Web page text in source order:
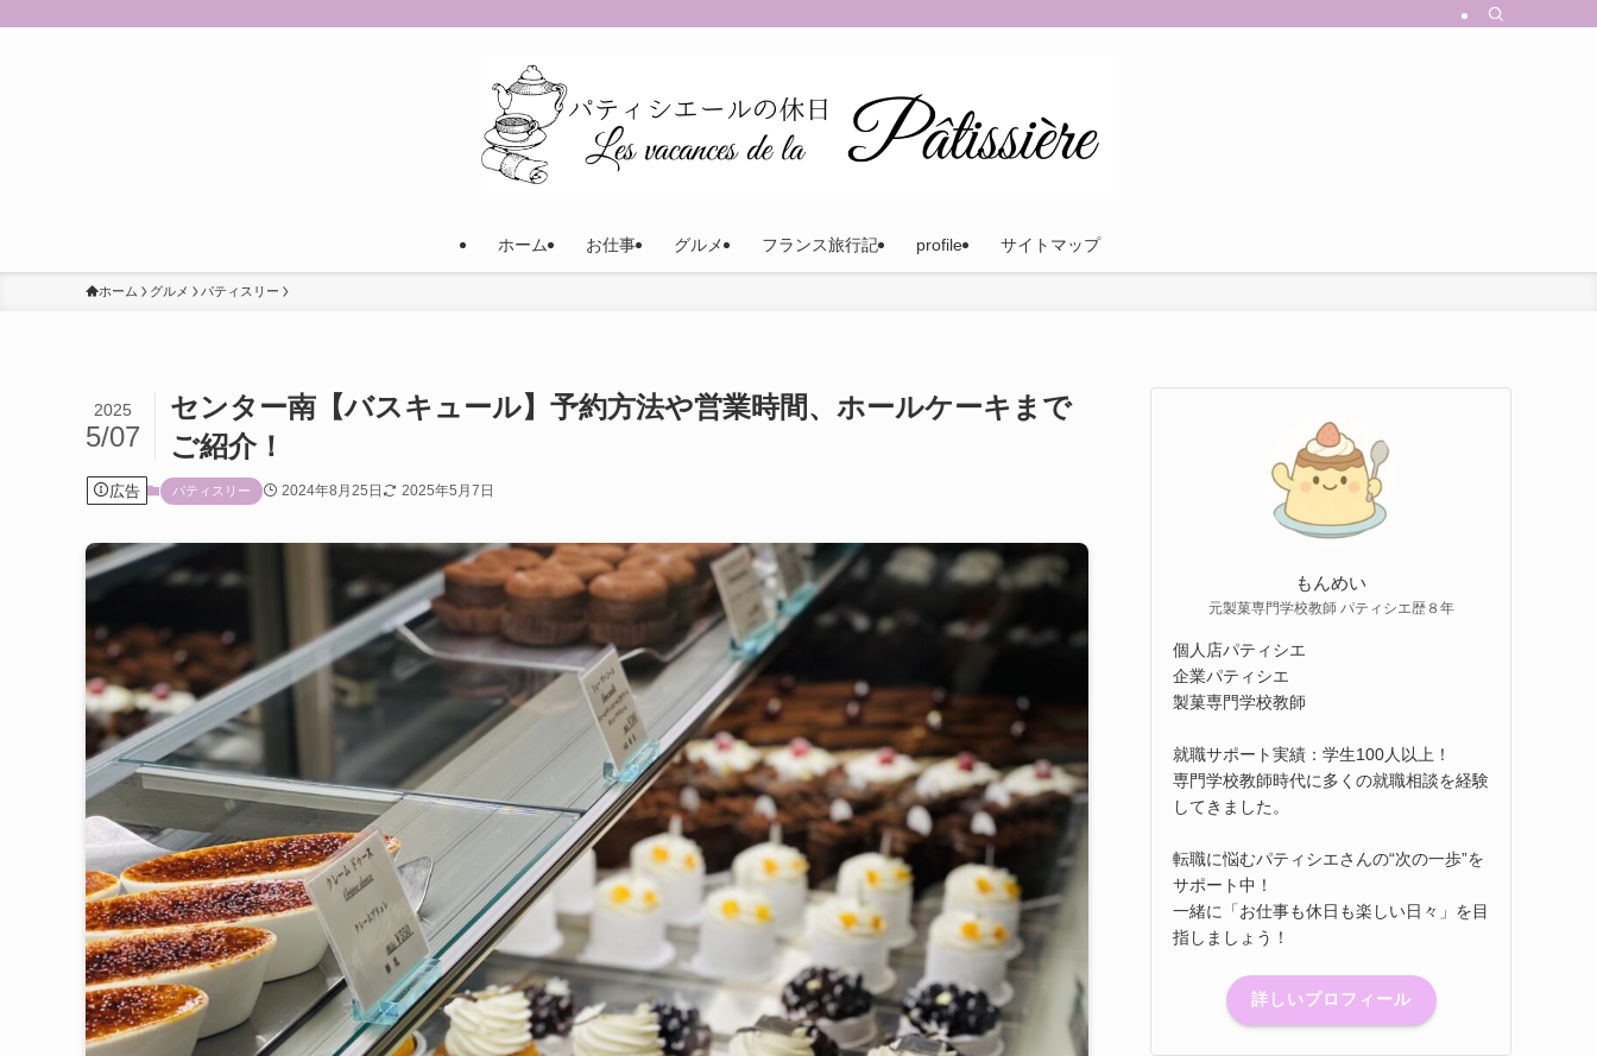
ホーム お仕事 グルメ フランス旅行記 profile サイトマップ
ホーム グルメ パティスリー
センター南【バスキュール】予約方法や営業時間、ホールケーキまで
ご紹介！
2025
5/07
広告 パティスリー 2024年8月25日 2025年5月7日
もんめい
元製菓専門学校教師 パティシエ歴８年
個人店パティシエ
企業パティシエ
製菓専門学校教師
就職サポート実績：学生100人以上！
専門学校教師時代に多くの就職相談を経験
してきました。
転職に悩むパティシエさんの“次の一歩”を
サポート中！
一緒に「お仕事も休日も楽しい日々」を目
指しましょう！
詳しいプロフィール